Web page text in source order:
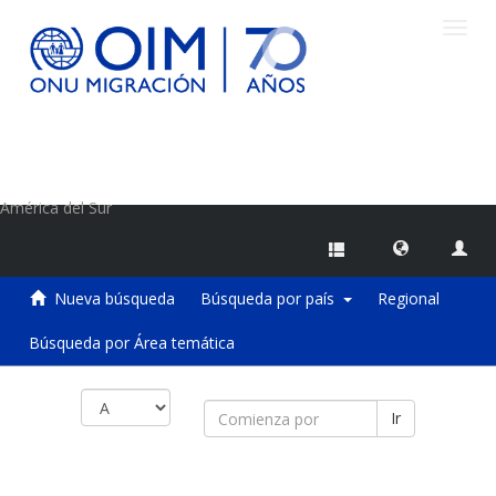
América del Sur
Nueva búsqueda Búsqueda por país Regional
Búsqueda por Área temática
Ir